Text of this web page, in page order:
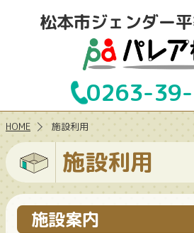
松本市ジェンダー
0263-
HOME 施設利用
施設利用
施設案内